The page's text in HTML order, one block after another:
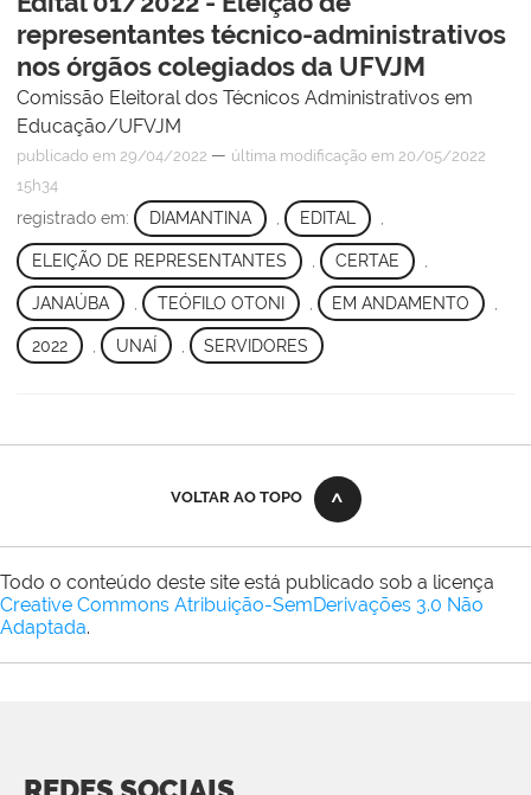
representantes técnico-administrativos
nos órgãos colegiados da UFVJM
Comissão Eleitoral dos Técnicos Administrativos em
Educação/UFVJM
publicado em 29/04/2022 — última modificação em 20/05/2022
15h34
registrado em: DIAMANTINA , EDITAL ,
ELEIÇÃO DE REPRESENTANTES CERTAE
JANAÚBA TEÓFILO OTONI EM ANDAMENTO
2022 UNAÍ SERVIDORES
VOLTAR AO TOPO
Todo o conteúdo deste site está publicado sob a licença
Creative Commons Atribuição-SemDerivações 3.0 Não
Adaptada.